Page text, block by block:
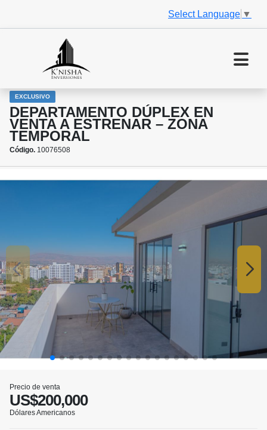
Select Language ▼
EXCLUSIVO
DEPARTAMENTO DÚPLEX EN
VENTA A ESTRENAR – ZONA
TEMPORAL
Código. 10076508
Precio de venta
US$200,000
Dólares Americanos